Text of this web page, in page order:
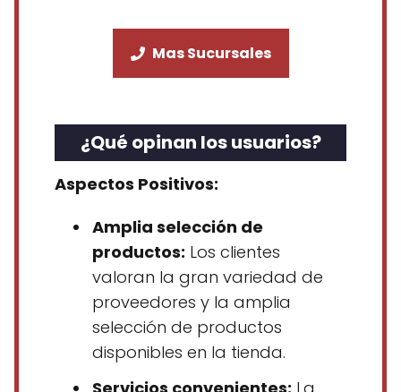
Mas Sucursales
¿Qué opinan los usuarios?
Aspectos Positivos:
Amplia selección de
productos: Los clientes
valoran la gran variedad de
proveedores y la amplia
selección de productos
disponibles en la tienda.